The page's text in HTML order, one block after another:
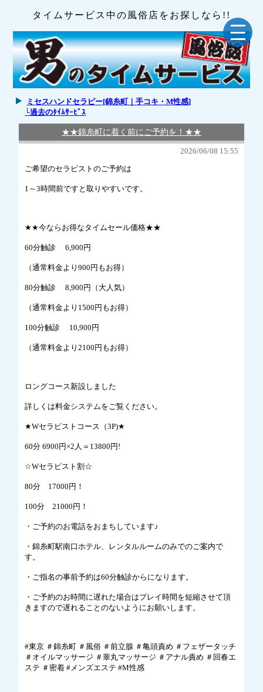
タイムサービス中の風俗店をお探しなら!!
ミセスハンドセラピー[錦糸町｜手コキ・M性感]
└過去のﾀｲﾑｻｰﾋﾞｽ
★★錦糸町に着く前にご予約を！★★
2026/06/08 15:55
ご希望のセラピストのご予約は
1～3時間前ですと取りやすいです。
★★今ならお得なタイムセール価格★★
60分触診 6,900円
（通常料金より900円もお得）
80分触診 8,900円（大人気）
（通常料金より1500円もお得）
100分触診 10,900円
（通常料金より2100円もお得）
ロングコース新設しました
詳しくは料金システムをご覧ください。
★Wセラピストコース（3P)★
60分 6900円×2人＝13800円!
☆Wセラピスト割☆
80分 17000円！
100分 21000円！
・ご予約のお電話をおまちしています♪
・錦糸町駅南口ホテル、レンタルルームのみでのご案内で
す。
・ご指名の事前予約は60分触診からになります。
・ご予約のお時間に遅れた場合はプレイ時間を短縮させて頂
きますので遅れることのないようにお願いします。
#東京 ＃錦糸町 ＃風俗 ＃前立腺 ＃亀頭責め ＃フェザータッチ
＃オイルマッサージ ＃睾丸マッサージ ＃アナル責め ＃回春エ
ステ ＃密着 #メンズエステ #M性感